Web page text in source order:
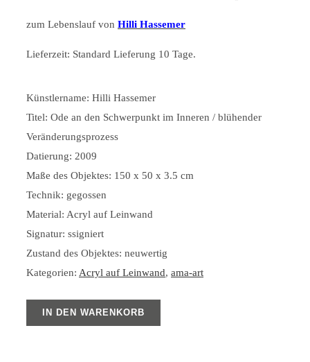
zum Lebenslauf von Hilli Hassemer
Lieferzeit: Standard Lieferung 10 Tage.
Künstlername: Hilli Hassemer
Titel: Ode an den Schwerpunkt im Inneren / blühender
Veränderungsprozess
Datierung: 2009
Maße des Objektes: 150 x 50 x 3.5 cm
Technik: gegossen
Material: Acryl auf Leinwand
Signatur: ssigniert
Zustand des Objektes: neuwertig
Kategorien: Acryl auf Leinwand, ama-art
IN DEN WARENKORB